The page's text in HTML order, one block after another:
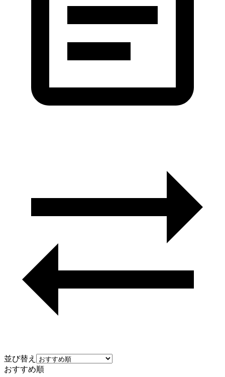
並び替え
おすすめ順